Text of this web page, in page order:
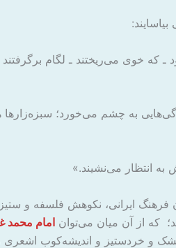
خوی می‌ریختند ـ لگام برگرفتند
به چشم می‌خورد؛ سبزه‌زارها
به انتظار می‌نشیند.»
ایرانی، نکوهش فلسفه و ستیز
که از آن میان می‌توان امام محمد
خشک و خردستیز و اندیشه‌کوب